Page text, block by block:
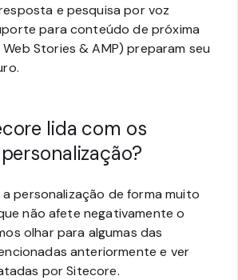
e pesquisa por voz
para conteúdo de próxima
Stories & AMP) preparam seu
lida com os
personalização de forma muito
não afete negativamente o
olhar para algumas das
anteriormente e ver
por Sitecore.